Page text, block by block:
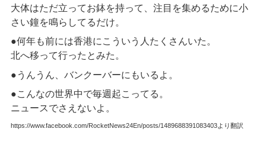
大体はただ立ってお鉢を持って、注目を集めるために小
さい鐘を鳴らしてるだけ。
●何年も前には香港にこういう人たくさんいた。
北へ移って行ったとみた。
●うんうん、バンクーバーにもいるよ。
●こんなの世界中で毎週起こってる。
ニュースでさえないよ。
https://www.facebook.com/RocketNews24En/posts/1489688391083403より翻訳